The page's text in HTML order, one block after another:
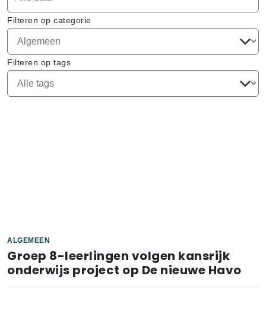
Filteren op categorie
Filteren op tags
ALGEMEEN
Groep 8-leerlingen volgen kansrijk
onderwijs project op De nieuwe Havo